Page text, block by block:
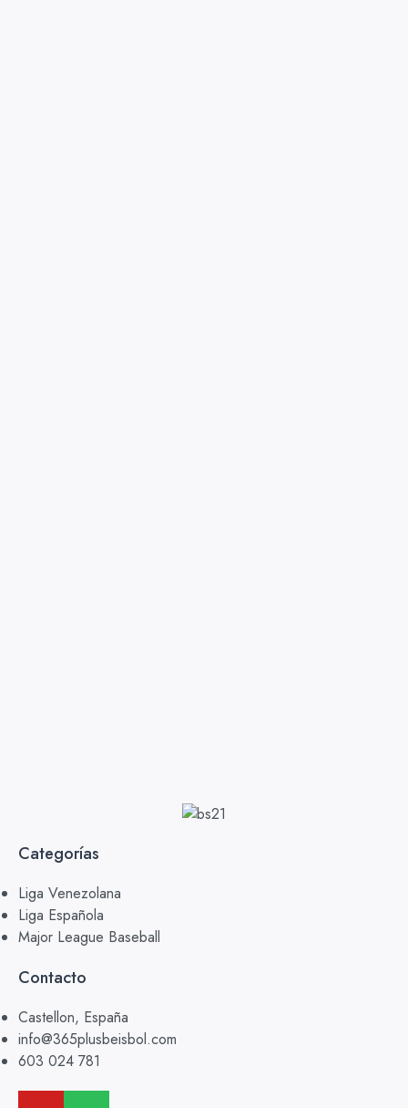
Categorías
Liga Venezolana
Liga Española
Major League Baseball
Contacto
Castellon, España
info@365plusbeisbol.com
603 024 781